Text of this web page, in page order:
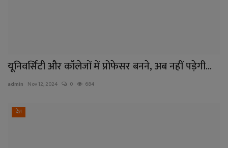
यूनिवर्सिटी और कॉलेजों में प्रोफेसर बनने, अब नहीं पड़ेगी...
admin Nov 12, 2024 0 684
देश